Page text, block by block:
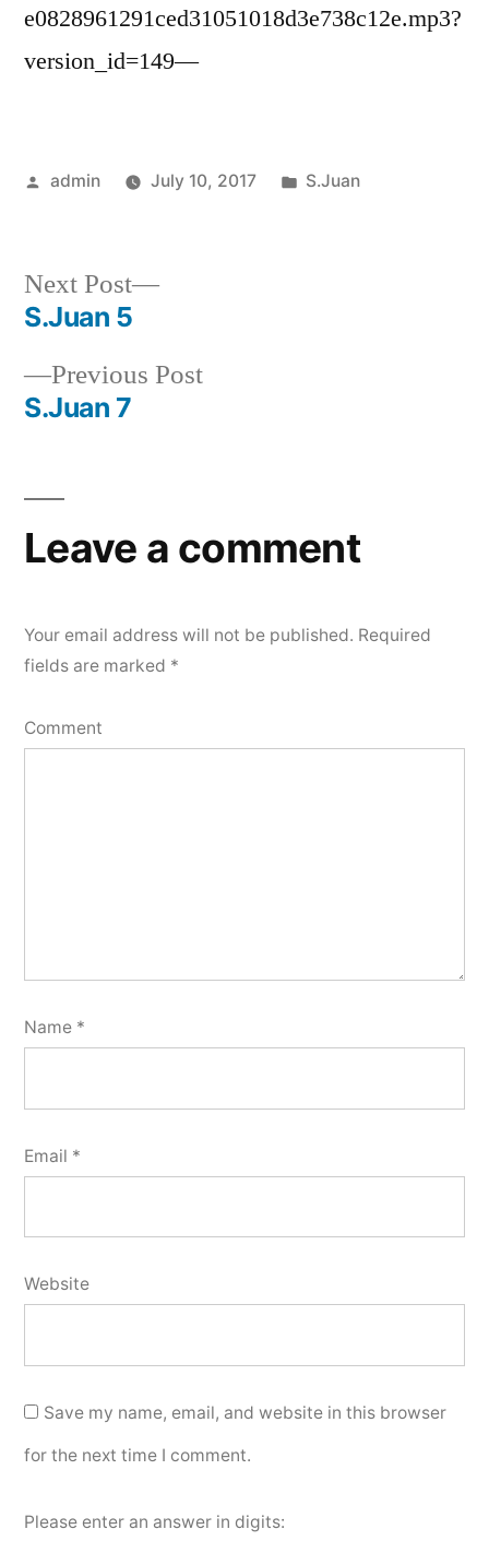
e0828961291ced31051018d3e738c12e.mp3?
version_id=149—
Posted
admin July 10, 2017
Posted
S.Juan
Post
navigation
Previous PostPrevious
S.Juan 7
Next Post
Next
S.Juan 5
Leave a comment
Your email address will not be published. Required
fields are marked *
Comment
Name *
Email *
Website
Save my name, email, and website in this browser
for the next time I comment.
Please enter an answer in digits: